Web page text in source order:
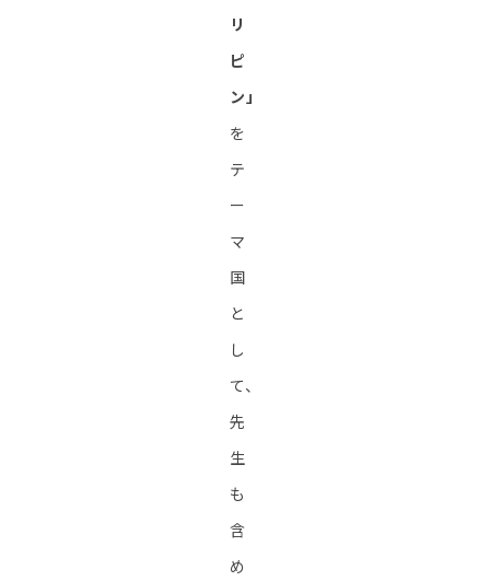
リ
ピ
ン」
を
テ
ー
マ
国
と
し
て、
先
生
も
含
め